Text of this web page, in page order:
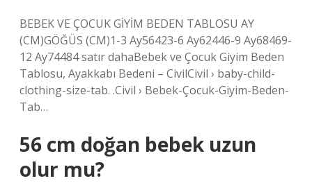
BEBEK VE ÇOCUK GİYİM BEDEN TABLOSU AY
(CM)GÖĞÜS (CM)1-3 Ay56423-6 Ay62446-9 Ay68469-
12 Ay74484 satır dahaBebek ve Çocuk Giyim Beden
Tablosu, Ayakkabı Bedeni – CivilCivil › baby-child-
clothing-size-tab. .Civil › Bebek-Çocuk-Giyim-Beden-
Tab…
56 cm doğan bebek uzun
olur mu?